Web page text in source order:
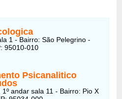
1 - Bairro: São Pelegrino -
95010-010
Psicanalitico
andar sala 11 - Bairro: Pio X